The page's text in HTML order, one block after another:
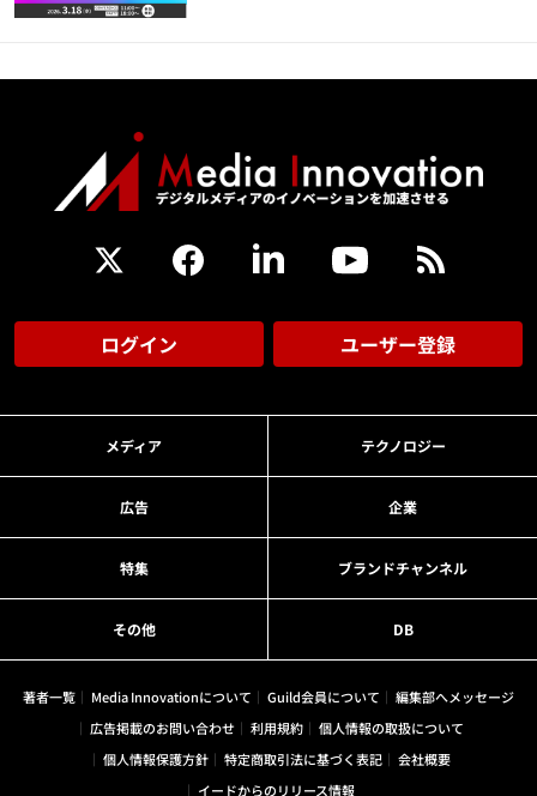
ログイン ユーザー登録
メディア テクノロジー
広告 企業
特集 ブランドチャンネル
その他 DB
著者一覧 Media Innovationについて Guild会員について
編集部へメッセージ
広告掲載のお問い合わせ
利用規約
個人情報の取扱について
個人情報保護方針
特定商取引法に基づく表記
会社概要
イードからのリリース情報